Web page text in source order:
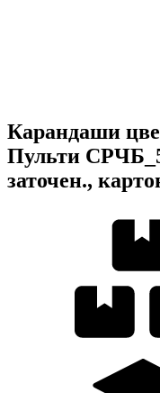
Карандаши
Пульти
заточен.,